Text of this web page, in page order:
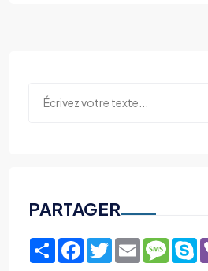
PARTAGER
ShareFacebook
TwitterEmail